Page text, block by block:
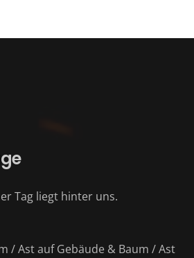
Tag liegt hinter uns.
/ Ast auf Gebäude & Baum / Ast